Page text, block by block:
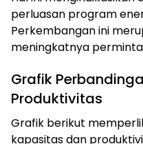
perluasan program
Perkembangan ini
meningkatnya
Grafik
Produktivitas
Grafik berikut
kapasitas dan